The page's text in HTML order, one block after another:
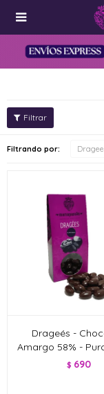

Filtrando por:
Drageés -
Amargo 58% -
$ 690